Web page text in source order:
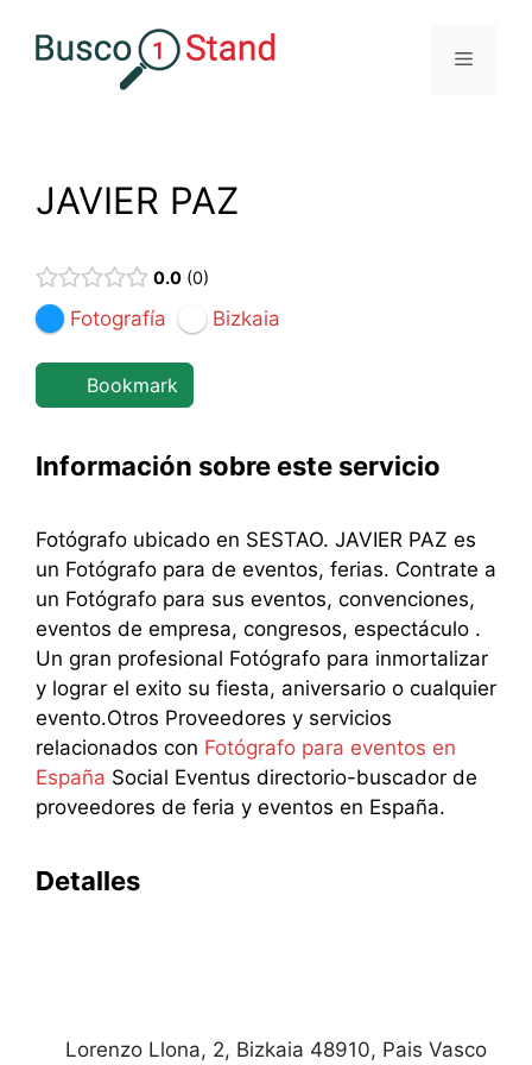
Menú
JAVIER PAZ
0.0 0
Fotografía Bizkaia
Bookmark
Información sobre este servicio
Fotógrafo ubicado en SESTAO. JAVIER PAZ es
un Fotógrafo para de eventos, ferias. Contrate a
un Fotógrafo para sus eventos, convenciones,
eventos de empresa, congresos, espectáculo .
Un gran profesional Fotógrafo para inmortalizar
y lograr el exito su fiesta, aniversario o cualquier
evento.Otros Proveedores y servicios
relacionados con Fotógrafo para eventos en
España Social Eventus directorio-buscador de
proveedores de feria y eventos en España.
Detalles
Lorenzo Llona, 2, Bizkaia 48910, Pais Vasco